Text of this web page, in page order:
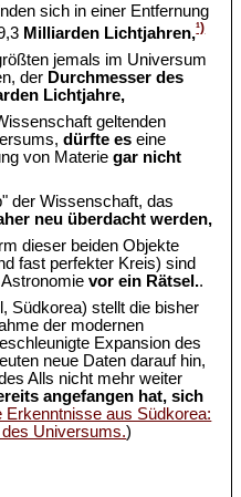
sich in einer Entfernung
Milliarden Lichtjahren,¹)
jemals im Universum
der Durchmesser des
Lichtjahre,
geltenden
dürfte eseine
von Materiegar nicht
der Wissenschaft, das
neu überdacht werden,
dieser beiden Objekte
fast perfekter Kreis) sind
Astronomievor ein Rätsel..
Südkorea) stellt die bisher
der modernen
Expansion des
neue Daten darauf hin,
Alls nicht mehr weiter
angefangen hat, sich
Erkenntnisse aus Südkorea:
Universums.)